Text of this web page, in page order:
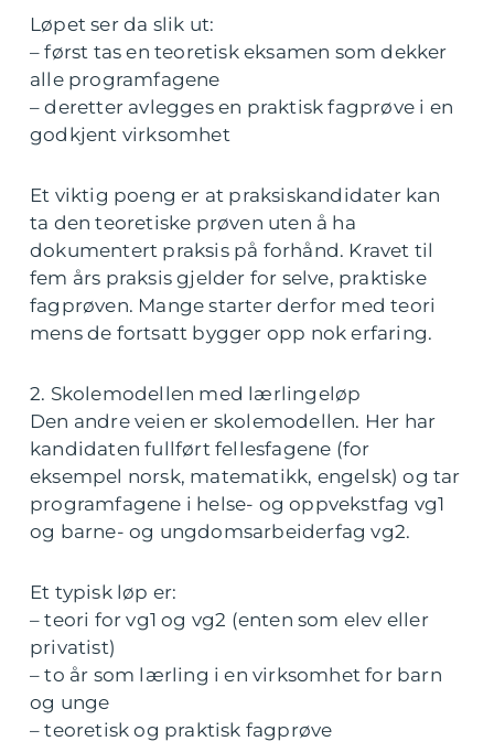
Løpet ser da slik ut:
– først tas en teoretisk eksamen som dekker
alle programfagene
– deretter avlegges en praktisk fagprøve i en
godkjent virksomhet
Et viktig poeng er at praksiskandidater kan
ta den teoretiske prøven uten å ha
dokumentert praksis på forhånd. Kravet til
fem års praksis gjelder for selve, praktiske
fagprøven. Mange starter derfor med teori
mens de fortsatt bygger opp nok erfaring.
2. Skolemodellen med lærlingeløp
Den andre veien er skolemodellen. Her har
kandidaten fullført fellesfagene (for
eksempel norsk, matematikk, engelsk) og tar
programfagene i helse- og oppvekstfag vg1
og barne- og ungdomsarbeiderfag vg2.
Et typisk løp er:
– teori for vg1 og vg2 (enten som elev eller
privatist)
– to år som lærling i en virksomhet for barn
og unge
– teoretisk og praktisk fagprøve